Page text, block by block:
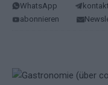
WhatsApp
abonnieren